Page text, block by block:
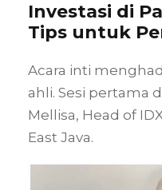
Investasi di
Tips untuk
Acara inti
ahli. Sesi pertama
Mellisa, Head of
East Java.